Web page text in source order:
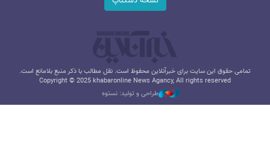
تمامی حقوق این سایت برای خبرآنلاین محفوظ است. نقل مطالب با ذکر منبع بلامانع است.
Copyright © 2025 khabaronline News Agancy, All rights reserved
طراحی و تولید: نستوه